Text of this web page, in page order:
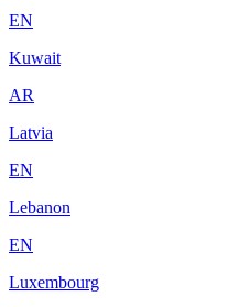
EN
Kuwait
AR
Latvia
EN
Lebanon
EN
Luxembourg